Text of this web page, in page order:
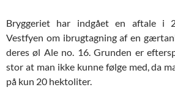
Bryggeriet har indgået en aftale i
Vestfyen om ibrugtagning af en
deres øl Ale no. 16. Grunden er
stor at man ikke kunne følge med, da
på kun 20 hektoliter.